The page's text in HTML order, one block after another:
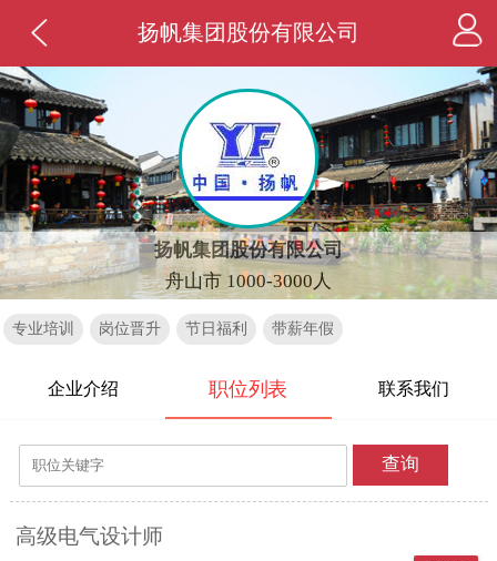
扬帆集团股份有限公司
扬帆集团股份有限公司
舟山市 1000-3000人
专业培训 岗位晋升 节日福利 带薪年假
企业介绍 职位列表 联系我们
查询
高级电气设计师